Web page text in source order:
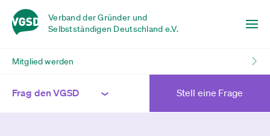
Verband der Gründer und
Selbstständigen Deutschland e.V.
Mitglied werden
Frag den VGSD Stell eine Frage